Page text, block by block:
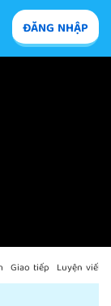
ĐĂNG NHẬP
Giao tiếp Luyện viết